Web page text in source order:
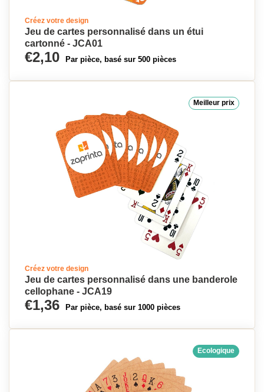
Créez votre design
Jeu de cartes personnalisé dans un étui
cartonné - JCA01
€2,10 Par pièce, basé sur 500 pièces
Meilleur prix
Créez votre design
Jeu de cartes personnalisé dans une banderole
cellophane - JCA19
€1,36 Par pièce, basé sur 1000 pièces
Ecologique